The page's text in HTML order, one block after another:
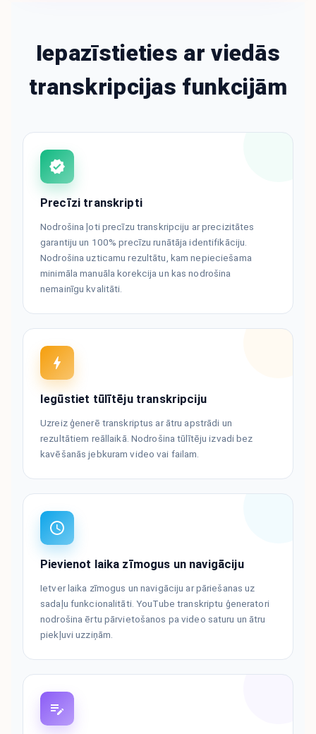
Iepazīstieties ar viedās
transkripcijas funkcijām
Precīzi transkripti
Nodrošina ļoti precīzu transkripciju ar precizitātes
garantiju un 100% precīzu runātāja identifikāciju.
Nodrošina uzticamu rezultātu, kam nepieciešama
minimāla manuāla korekcija un kas nodrošina
nemainīgu kvalitāti.
Iegūstiet tūlītēju transkripciju
Uzreiz ģenerē transkriptus ar ātru apstrādi un
rezultātiem reāllaikā. Nodrošina tūlītēju izvadi bez
kavēšanās jebkuram video vai failam.
Pievienot laika zīmogus un navigāciju
Ietver laika zīmogus un navigāciju ar pāriešanas uz
sadaļu funkcionalitāti. YouTube transkriptu ģeneratori
nodrošina ērtu pārvietošanos pa video saturu un ātru
piekļuvi uzziņām.